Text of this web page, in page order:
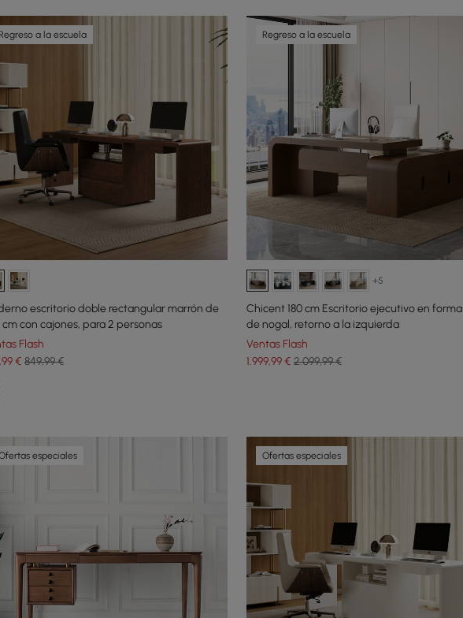
Regreso a la escuela
escritorio doble rectangular marrón de
cm con cajones, para 2 personas
Flash
,99€ 849,99 €
Regreso a la escuela
+5
Chicent 180 cm Escritorio ejecutivo en
de nogal, retorno a la izquierda
Ventas Flash
1.999,99€ 2.099,99 €
especiales Ofertas especiales